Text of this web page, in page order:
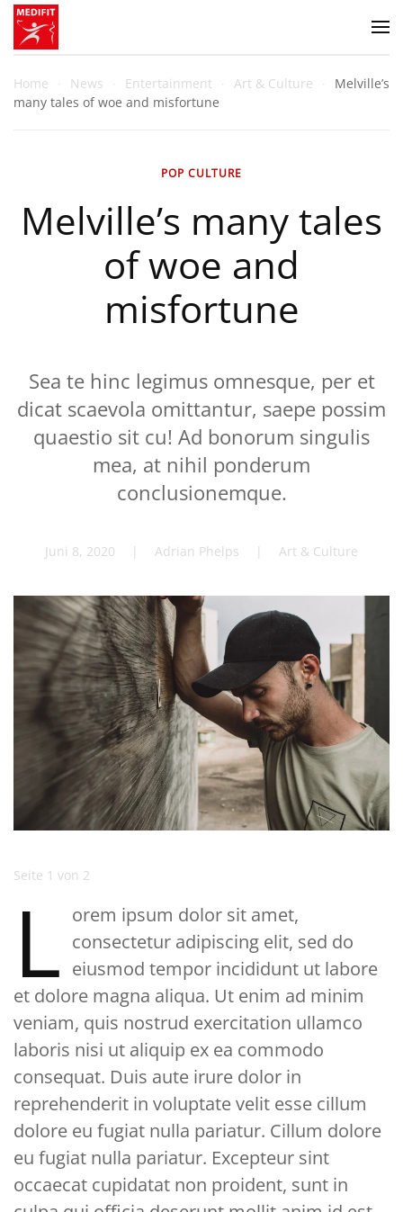
Zum Hauptinhalt springen
Home News Entertainment Art & Culture
Melville’s
many tales of woe and misfortune
POP CULTURE
Melville’s many tales
of woe and
misfortune
Sea te hinc legimus omnesque, per et
dicat scaevola omittantur, saepe possim
quaestio sit cu! Ad bonorum singulis
mea, at nihil ponderum
conclusionemque.
Juni 8, 2020 | Adrian Phelps | Art & Culture
Seite 1 von 2
L orem ipsum dolor sit amet,
consectetur adipiscing elit, sed do
eiusmod tempor incididunt ut labore
et dolore magna aliqua. Ut enim ad minim
veniam, quis nostrud exercitation ullamco
laboris nisi ut aliquip ex ea commodo
consequat. Duis aute irure dolor in
reprehenderit in voluptate velit esse cillum
dolore eu fugiat nulla pariatur. Cillum dolore
eu fugiat nulla pariatur. Excepteur sint
occaecat cupidatat non proident, sunt in